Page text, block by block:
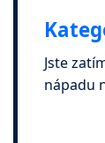
Jste
nápadu